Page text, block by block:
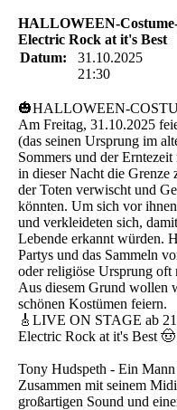
HALLOWEEN-
Electric Rock at it's Best
Datum:
31.10.2025
21:30
🎃HALLOWEEN-
Am Freitag, 31.10.2025
(das seinen Ursprung im
Sommers und der
in dieser Nacht die Grenze
der Toten verwischt und
könnten. Um sich vor
und verkleideten sich,
Lebende erkannt würden.
Partys und das Sammeln
oder religiöse Ursprung oft
Aus diesem Grund wollen
schönen Kostümen feiern.
🎸LIVE ON STAGE ab
Electric Rock at it's Best 🤠
Tony Hudspeth - Ein
Zusammen mit seinem
großartigen Sound und